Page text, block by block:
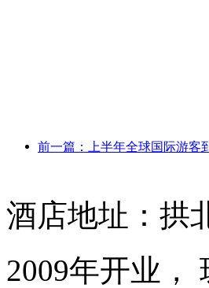
酒店地址：拱
2009年开业，